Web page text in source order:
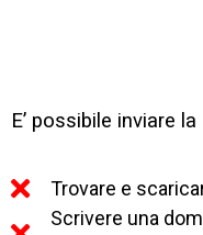
E’ possibile inviare
Trovare e
Scrivere una